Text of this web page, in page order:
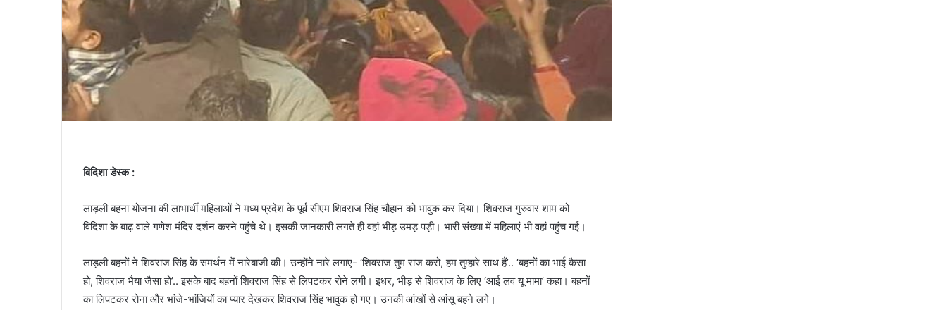
विदिशा डेस्क :
लाड़ली बहना योजना की लाभार्थी महिलाओं ने मध्य प्रदेश के पूर्व सीएम शिवराज सिंह चौहान को भावुक कर दिया। शिवराज गुरुवार शाम को
विदिशा के बाढ़ वाले गणेश मंदिर दर्शन करने पहुंचे थे। इसकी जानकारी लगते ही वहां भीड़ उमड़ पड़ी। भारी संख्या में महिलाएं भी वहां पहुंच गई।
लाड़ली बहनों ने शिवराज सिंह के समर्थन में नारेबाजी की। उन्होंने नारे लगाए- ‘शिवराज तुम राज करो, हम तुम्हारे साथ हैं’.. ‘बहनों का भाई कैसा
हो, शिवराज भैया जैसा हो’.. इसके बाद बहनों शिवराज सिंह से लिपटकर रोने लगी। इधर, भीड़ से शिवराज के लिए ‘आई लव यू मामा’ कहा। बहनों
का लिपटकर रोना और भांजे-भांजियों का प्यार देखकर शिवराज सिंह भावुक हो गए। उनकी आंखों से आंसू बहने लगे।